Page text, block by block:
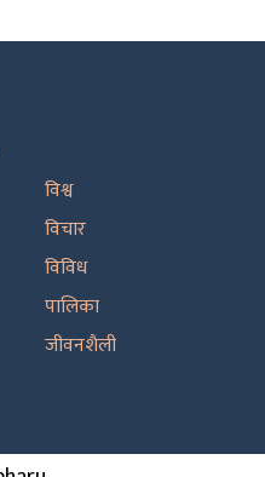
विश्व
विचार
विविध
पालिका
जीवनशैली